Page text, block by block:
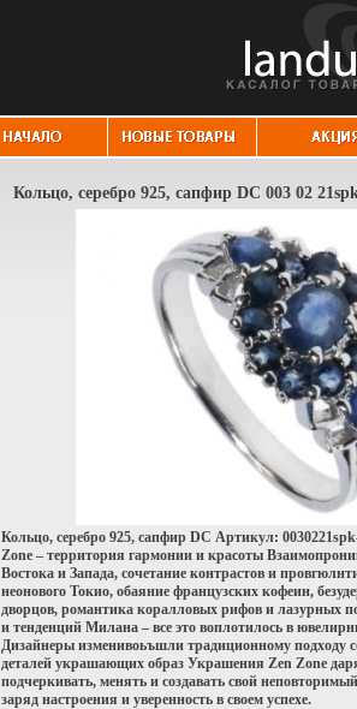
Кольцо, серебро 925, сапфир DC 003 02
Кольцо, серебро 925, сапфир DC Артикул:
Zone – территория гармонии и красоты
Востока и Запада, сочетание контрастов и
неонового Токио, обаяние французских кофеин,
дворцов, романтика коралловых рифов и лазурных
и тенденций Милана – все это воплотилось в
Дизайнеры изменивоьъшли традиционному подходу
деталей украшающих образ Украшения Zen Zone
подчеркивать, менять и создавать свой
заряд настроения и уверенность в своем успехе.